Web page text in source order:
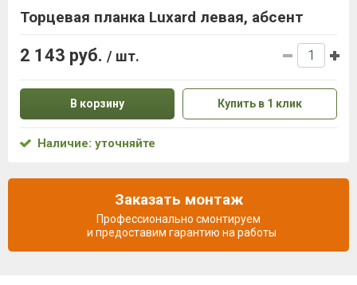
Торцевая планка Luxard левая, абсент
2 143 руб. / шт.
В корзину Купить в 1 клик
Наличие: уточняйте
Заказать монтаж
Профессионально смонтируем
и предоставим гарантию на работы